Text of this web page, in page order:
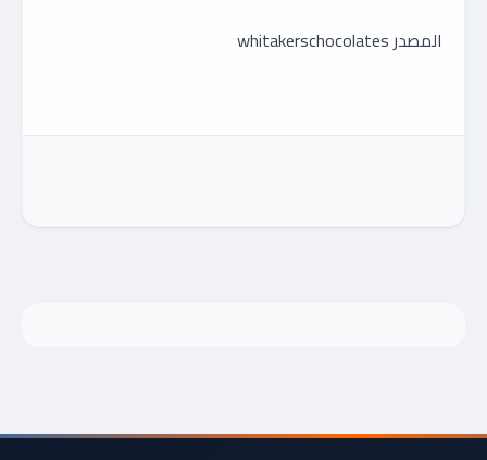
المصدر whitakerschocolates